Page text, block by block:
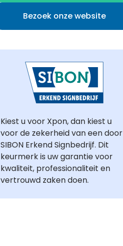
Bezoek onze website
Kiest u voor Xpon, dan kiest u
voor de zekerheid van een door
SIBON Erkend Signbedrijf. Dit
keurmerk is uw garantie voor
kwaliteit, professionaliteit en
vertrouwd zaken doen.